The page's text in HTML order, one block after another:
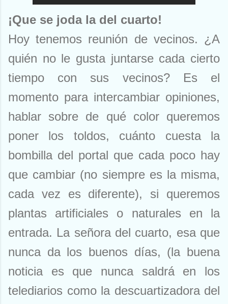
¡Que se joda la del cuarto!
Hoy tenemos reunión de vecinos. ¿A
quién no le gusta juntarse cada cierto
tiempo con sus vecinos? Es el
momento para intercambiar opiniones,
hablar sobre de qué color queremos
poner los toldos, cuánto cuesta la
bombilla del portal que cada poco hay
que cambiar (no siempre es la misma,
cada vez es diferente), si queremos
plantas artificiales o naturales en la
entrada. La señora del cuarto, esa que
nunca da los buenos días, (la buena
noticia es que nunca saldrá en los
telediarios como la descuartizadora del